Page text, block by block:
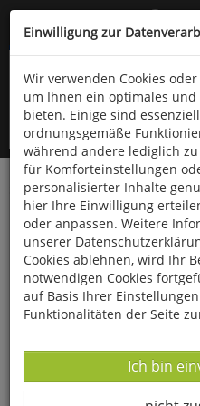
Kompletten Head der
oder
Startseite Bücher
Christian
Einwilligung zur
Wir verwenden Cookies
um Ihnen ein optimales
bieten. Einige sind
ordnungsgemäße
während andere lediglich
für Komforteinstellungen
personalisierter Inhalte
hier Ihre Einwilligung
oder anpassen. Weitere
unserer
Cookies ablehnen, wird Ihr
notwendigen Cookies
auf Basis Ihrer
Funktionalitäten der Seite
Ich bin